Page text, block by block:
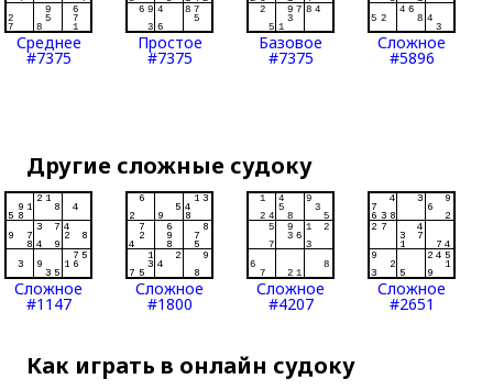
Среднее
#7375
Простое
#7375
Базовое
#7375
Сложное
#5896
Другие сложные судоку
Сложное
#1147
Сложное
#1800
Сложное
#4207
Сложное
#2651
Как играть в онлайн судоку